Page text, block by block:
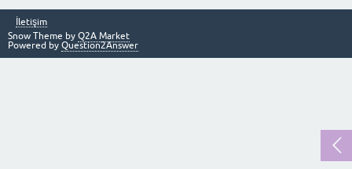
İletişim
Snow Theme by Q2A Market
Powered by Question2Answer